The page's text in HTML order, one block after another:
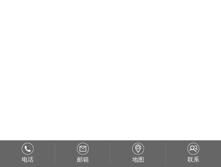
电话 邮箱 地图 联系